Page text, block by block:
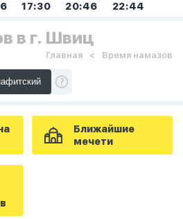
17:30 20:46 22:44
в г. Швиц
Главная Время намазов
Ближайшие
мечети